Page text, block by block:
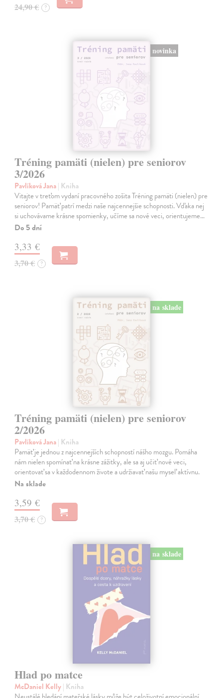
24,90 € ?
novinka
Tréning pamäti (nielen) pre seniorov
3/2026
Pavlíková Jana| Kniha
Vitajte v treťom vydaní pracovného zošita Tréning pamäti (nielen) pre
seniorov! Pamäť patrí medzi naše najcennejšie schopnosti. Vďaka nej
si uchovávame krásne spomienky, učíme sa nové veci, orientujeme…
Do 5 dní
3,33 €
3,70 € ?
na sklade
Tréning pamäti (nielen) pre seniorov
2/2026
Pavlíková Jana| Kniha
Pamäť je jednou z najcennejších schopností nášho mozgu. Pomáha
nám nielen spomínať na krásne zážitky, ale sa aj učiť nové veci,
orientovať sa v každodennom živote a udržiavať našu myseľ aktívnu.
Na sklade
3,59 €
3,70 € ?
na sklade
Hlad po matce
McDaniel Kelly| Kniha